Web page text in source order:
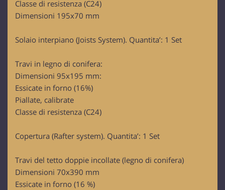
Classe di resistenza (C24)
Dimensioni 195x70 mm
Solaio interpiano (Joists System). Quantita’: 1 Set
Travi in legno di conifera:
Dimensioni 95x195 mm:
Essicate in forno (16%)
Piallate, calibrate
Classe di resistenza (C24)
Copertura (Rafter system). Quantita’: 1 Set
Travi del tetto doppie incollate (legno di conifera)
Dimensioni 70x390 mm
Essicate in forno (16 %)